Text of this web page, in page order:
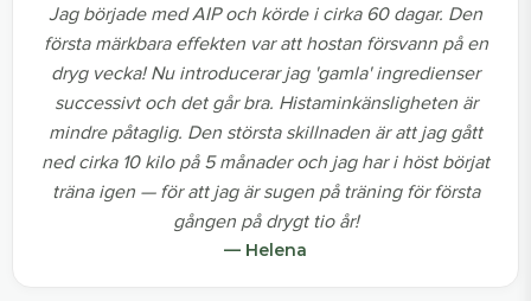
Jag började med AIP och körde i cirka 60 dagar. Den
första märkbara effekten var att hostan försvann på en
dryg vecka! Nu introducerar jag 'gamla' ingredienser
successivt och det går bra. Histaminkänsligheten är
mindre påtaglig. Den största skillnaden är att jag gått
ned cirka 10 kilo på 5 månader och jag har i höst börjat
träna igen — för att jag är sugen på träning för första
gången på drygt tio år!
— Helena